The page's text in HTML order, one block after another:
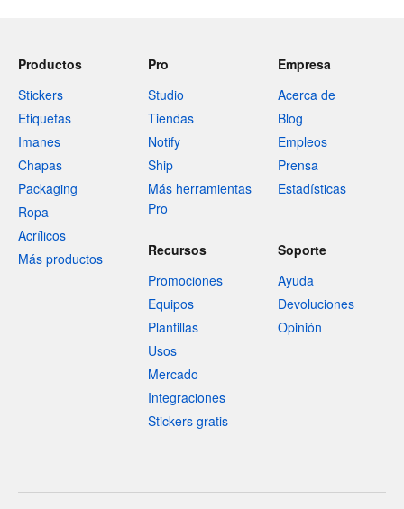
Productos
Stickers
Etiquetas
Imanes
Chapas
Packaging
Ropa
Acrílicos
Más productos
Pro
Studio
Tiendas
Notify
Ship
Más herramientas
Pro
Empresa
Acerca de
Blog
Empleos
Prensa
Estadísticas
Recursos
Promociones
Equipos
Plantillas
Usos
Mercado
Integraciones
Stickers gratis
Soporte
Ayuda
Devoluciones
Opinión